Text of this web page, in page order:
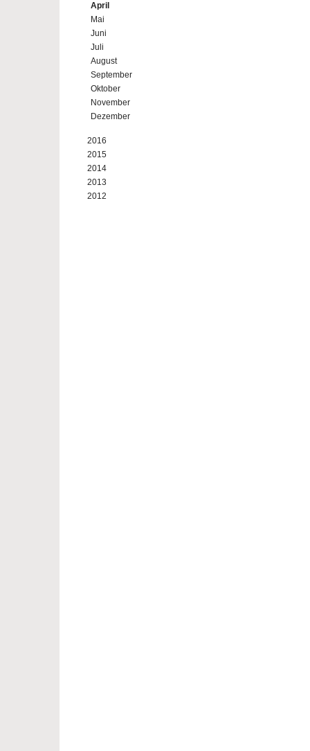
April
Mai
Juni
Juli
August
September
Oktober
November
Dezember
2016
2015
2014
2013
2012